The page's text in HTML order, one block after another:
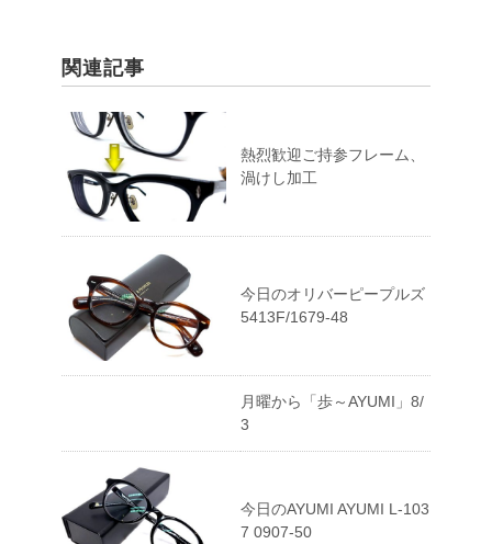
関連記事
熱烈歓迎ご持参フレーム、
渦けし加工
今日のオリバーピープルズ
5413F/1679-48
月曜から「歩～AYUMI」8/
3
今日のAYUMI AYUMI L-103
7 0907-50